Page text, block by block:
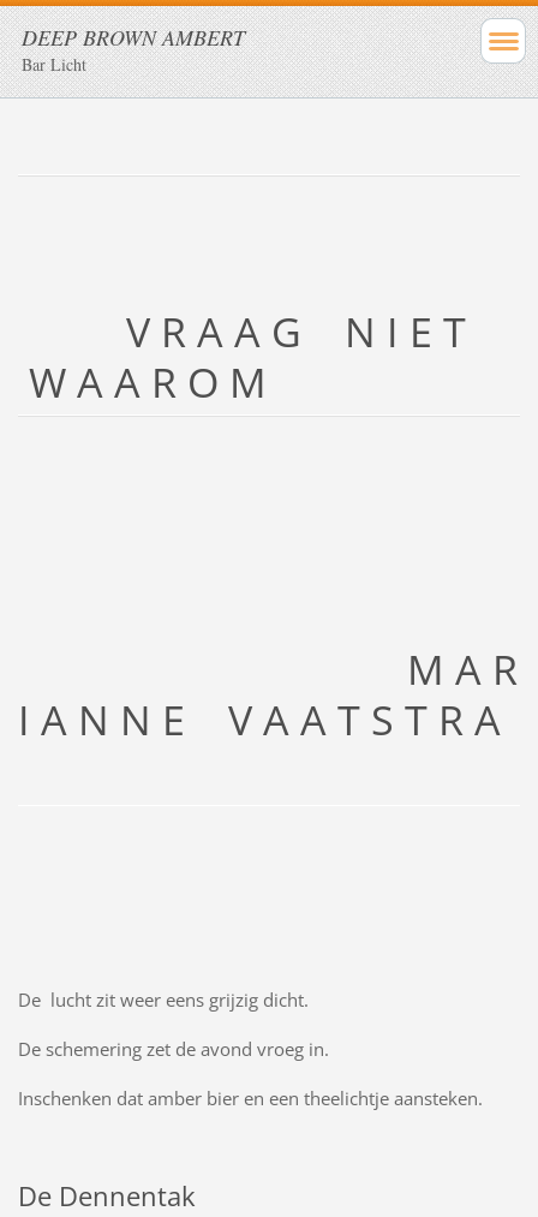
DEEP BROWN AMBERT
Bar Licht
V R A A G N I E T
W A A R O M
M A R
I A N N E V A A T S T R A
De lucht zit weer eens grijzig dicht.
De schemering zet de avond vroeg in.
Inschenken dat amber bier en een theelichtje aansteken.
De Dennentak